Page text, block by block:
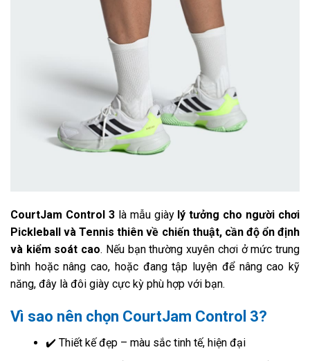
CourtJam Control 3là mẫu giày lý tưởng cho người chơi
Pickleball và Tennis thiên về chiến thuật, cần độ ổn định
và kiểm soát cao. Nếu bạn thường xuyên chơi ở mức trung
bình hoặc nâng cao, hoặc đang tập luyện để nâng cao kỹ
năng, đây là đôi giày cực kỳ phù hợp với bạn.
Vì sao nên chọn CourtJam Control 3?
✔️ Thiết kế đẹp – màu sắc tinh tế, hiện đại